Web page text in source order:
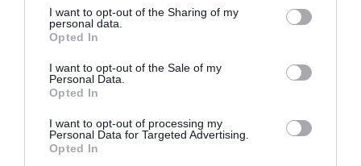
I want to opt-out of the Sharing of my
personal data.
Opted In
I want to opt-out of the Sale of my
Personal Data.
Opted In
I want to opt-out of processing my
Personal Data for Targeted Advertising.
Opted In
RELACIONADAS